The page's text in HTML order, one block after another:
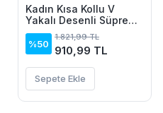
Kadın Kısa Kollu V
Yakalı Desenli Süprem
Elbise
%50
1.821,99 TL
910,99 TL
Sepete Ekle